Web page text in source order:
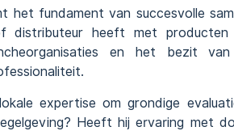
het fundament van succesvolle
distributeur heeft met
en het bezit van
expertise om grondige
Heeft hij ervaring met